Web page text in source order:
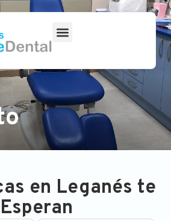
en Leganés te
Esperan